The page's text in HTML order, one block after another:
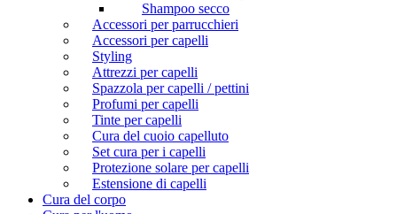
Shampoo secco
Accessori per parrucchieri
Accessori per capelli
Styling
Attrezzi per capelli
Spazzola per capelli / pettini
Profumi per capelli
Tinte per capelli
Cura del cuoio capelluto
Set cura per i capelli
Protezione solare per capelli
Estensione di capelli
Cura del corpo